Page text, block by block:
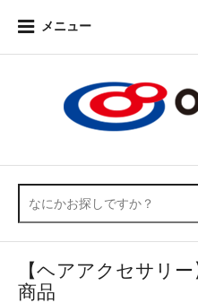
メニュー
【ヘアアクセサリ
商品